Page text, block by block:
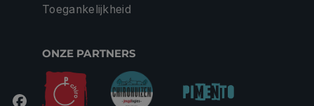
Toegankelijkheid
ONZE PARTNERS